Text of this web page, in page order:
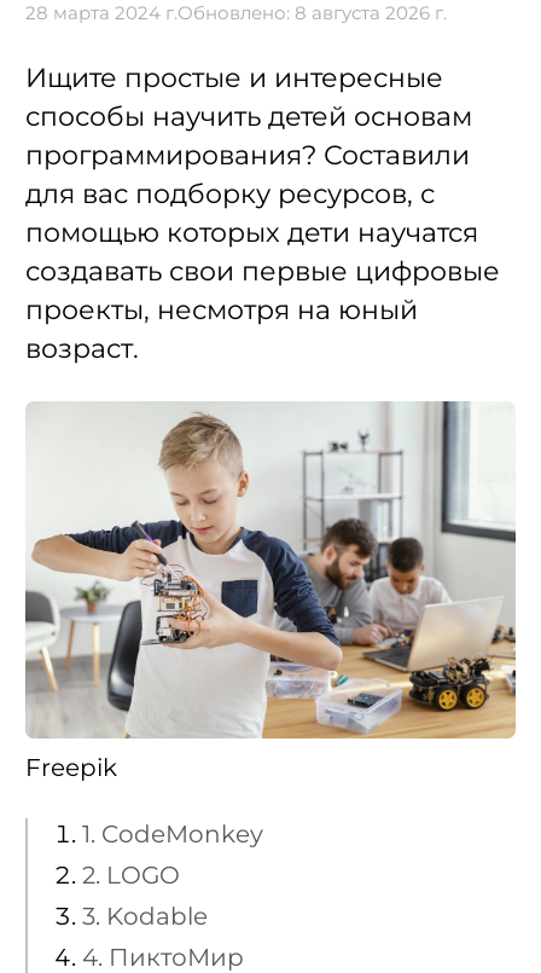
28 марта 2024 г.Обновлено: 8 августа 2026 г.
Ищите простые и интересные
способы научить детей основам
программирования? Составили
для вас подборку ресурсов, с
помощью которых дети научатся
создавать свои первые цифровые
проекты, несмотря на юный
возраст.
Freepik
1. CodeMonkey
2. LOGO
3. Kodable
4. ПиктоМир